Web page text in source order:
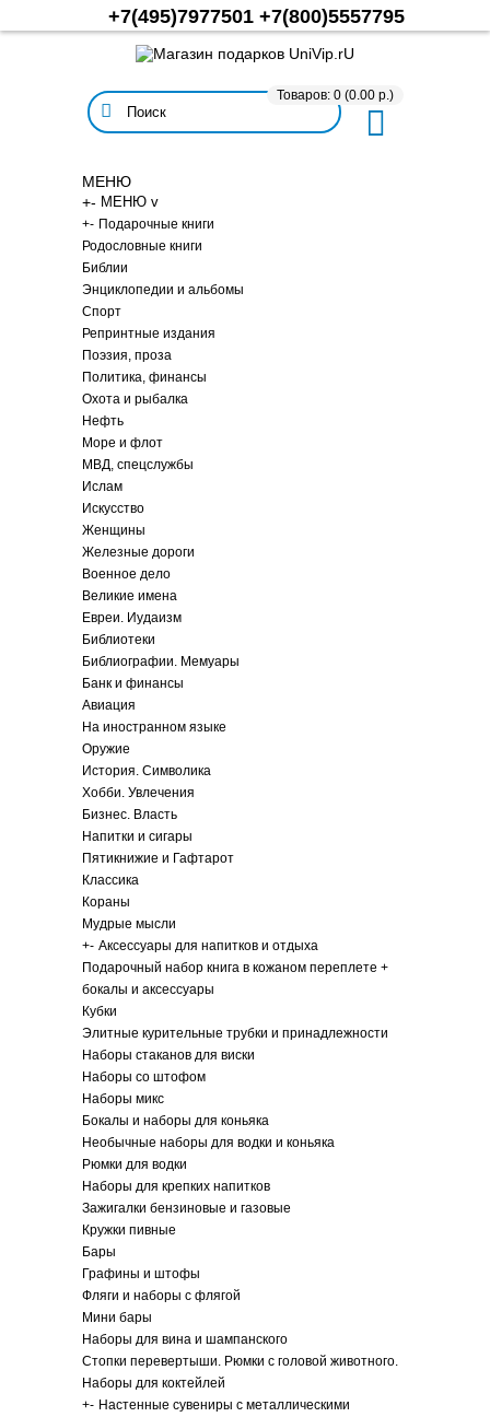
+7(495)7977501 +7(800)5557795
Товаров: 0 (0.00 р.)
МЕНЮ
+- МЕНЮ v
+- Подарочные книги
Родословные книги
Библии
Энциклопедии и альбомы
Спорт
Репринтные издания
Поэзия, проза
Политика, финансы
Охота и рыбалка
Нефть
Море и флот
МВД, спецслужбы
Ислам
Искусство
Женщины
Железные дороги
Военное дело
Великие имена
Евреи. Иудаизм
Библиотеки
Библиографии. Мемуары
Банк и финансы
Авиация
На иностранном языке
Оружие
История. Символика
Хобби. Увлечения
Бизнес. Власть
Напитки и сигары
Пятикнижие и Гафтарот
Классика
Кораны
Мудрые мысли
+- Аксессуары для напитков и отдыха
Подарочный набор книга в кожаном переплете +
бокалы и аксессуары
Кубки
Элитные курительные трубки и принадлежности
Наборы стаканов для виски
Наборы со штофом
Наборы микс
Бокалы и наборы для коньяка
Необычные наборы для водки и коньяка
Рюмки для водки
Наборы для крепких напитков
Зажигалки бензиновые и газовые
Кружки пивные
Бары
Графины и штофы
Фляги и наборы с флягой
Мини бары
Наборы для вина и шампанского
Стопки перевертыши. Рюмки с головой животного.
Наборы для коктейлей
+- Настенные сувениры с металлическими